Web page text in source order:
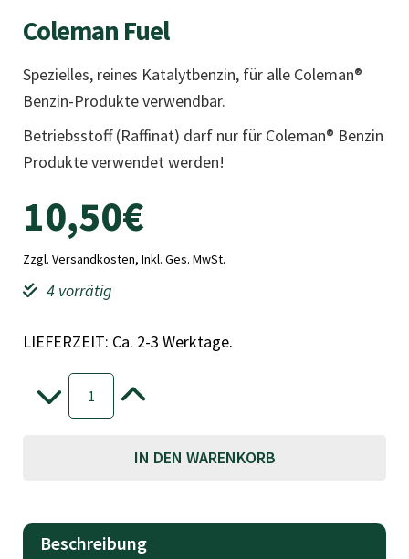
Coleman Fuel
Spezielles, reines Katalytbenzin, für alle Coleman®
Benzin-Produkte verwendbar.
Betriebsstoff (Raffinat) darf nur für Coleman® Benzin
Produkte verwendet werden!
10,50€
Zzgl. Versandkosten, Inkl. Ges. MwSt.
4 vorrätig
LIEFERZEIT: Ca. 2-3 Werktage.
-
Coleman
Fuel
Menge
+
IN DEN WARENKORB
Beschreibung